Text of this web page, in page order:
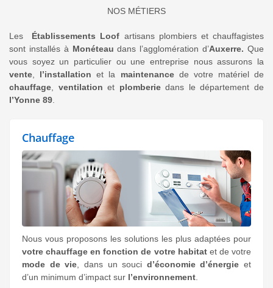
NOS MÉTIERS
Les Établissements Loof artisans plombiers et chauffagistes
sont installés à Monéteau dans l’agglomération d’Auxerre. Que
vous soyez un particulier ou une entreprise nous assurons la
vente
l’installation et la maintenancede votre matériel de
chauffage
ventilation et plomberiedans le département de
l’Yonne 89
Chauffage
Nous vous proposons les solutions les plus adaptées pour
votre chauffage en fonction de votre habitatet de votre
mode de vie , dans un souci d’économie d’énergie et
d’un minimum d’impact sur l’environnement